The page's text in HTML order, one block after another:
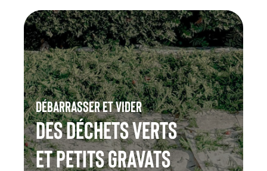
Débarrasser et vider
des Déchets verts
et petits gravats